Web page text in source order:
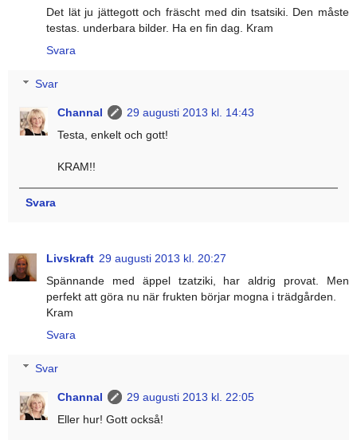
Det lät ju jättegott och fräscht med din tsatsiki. Den måste
testas. underbara bilder. Ha en fin dag. Kram
Svara
Svar
Channal
29 augusti 2013 kl. 14:43
Testa, enkelt och gott!
KRAM!!
Svara
Livskraft 29 augusti 2013 kl. 20:27
Spännande med äppel tzatziki, har aldrig provat. Men
perfekt att göra nu när frukten börjar mogna i trädgården.
Kram
Svara
Svar
Channal
29 augusti 2013 kl. 22:05
Eller hur! Gott också!